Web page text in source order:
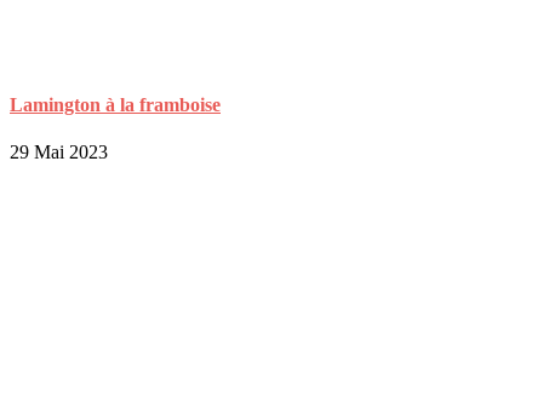
Lamington à la framboise
29 Mai 2023